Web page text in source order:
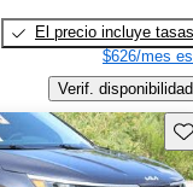
El precio incluye tasas
$626/mes
Verif. disponibilidad